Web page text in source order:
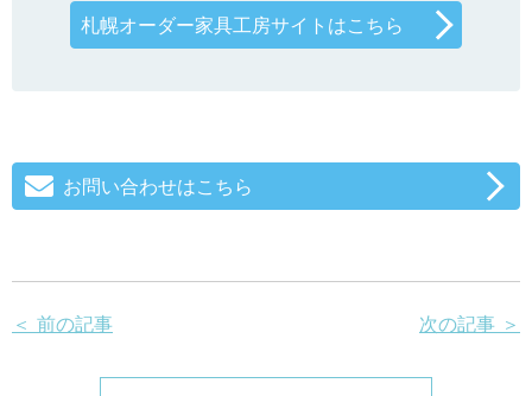
札幌オーダー家具工房サイトはこちら
お問い合わせはこちら
＜ 前の記事 次の記事 ＞